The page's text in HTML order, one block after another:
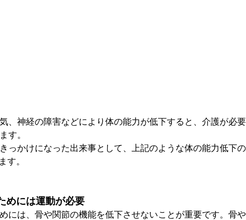
、神経の障害などにより体の能力が低下すると、介護が必
す。
っかけになった出来事として、上記のような体の能力低下の
す。
めには運動が必要
には、骨や関節の機能を低下させないことが重要です。骨